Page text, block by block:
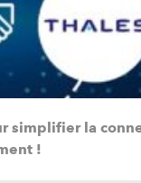
simplifier la
!